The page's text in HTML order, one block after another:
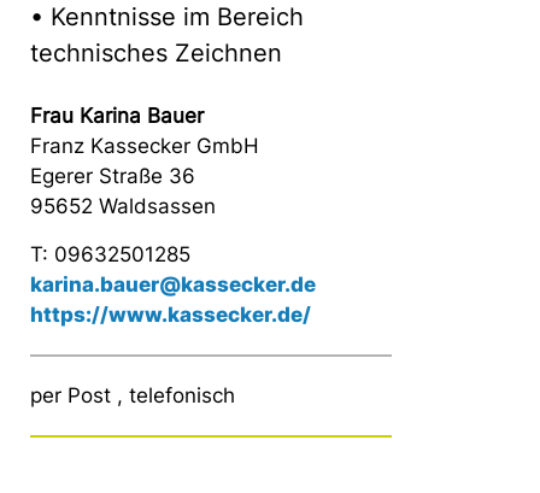
• Kenntnisse im Bereich
technisches Zeichnen
Frau Karina Bauer
Franz Kassecker GmbH
Egerer Straße 36
95652 Waldsassen
T: 09632501285
karina.bauer@kassecker.de
https://www.kassecker.de/
per Post , telefonisch